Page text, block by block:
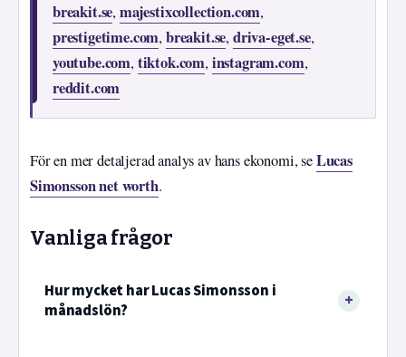
breakit.se, majestixcollection.com,
prestigetime.com, breakit.se, driva-eget.se,
youtube.com, tiktok.com, instagram.com,
reddit.com
För en mer detaljerad analys av hans ekonomi, seLucas
Simonsson net worth.
Vanliga frågor
Hur mycket har Lucas Simonsson i
månadslön?